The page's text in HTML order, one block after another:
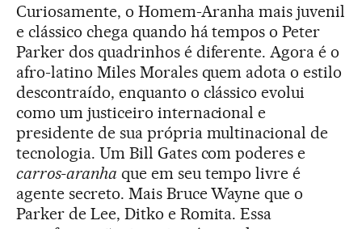
Curiosamente, o Homem-Aranha mais juvenil
e clássico chega quando há tempos o Peter
Parker dos quadrinhos é diferente. Agora é o
afro-latino Miles Morales quem adota o estilo
descontraído, enquanto o clássico evolui
como um justiceiro internacional e
presidente de sua própria multinacional de
tecnologia. Um Bill Gates com poderes e
carros-aranha que em seu tempo livre é
agente secreto. Mais Bruce Wayne que o
Parker de Lee, Ditko e Romita. Essa